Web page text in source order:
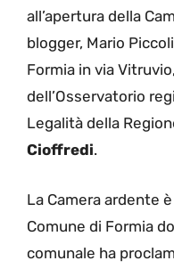
all’apertura della
blogger, Mario
Formia in via
dell’Osservatorio
Legalità della
Cioffredi.
La Camera ardente
Comune di Formia
comunale ha